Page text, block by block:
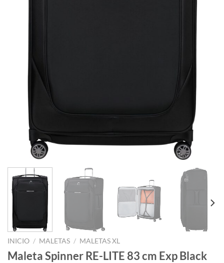
INICIO / MALETAS / MALETAS XL
Maleta Spinner RE-LITE 83 cm Exp Black